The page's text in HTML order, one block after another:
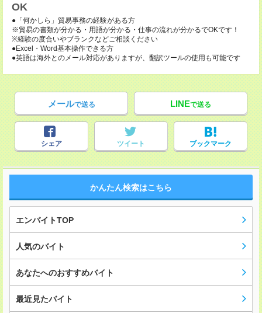
OK
●「何かしら」貿易事務の経験がある方
※貿易の書類が分かる・用語が分かる・仕事の流れが分かるでOKです！
※経験の度合いやブランクなどご相談ください
●Excel・Word基本操作できる方
●英語は海外とのメール対応がありますが、翻訳ツールの使用も可能です
メールで送る LINEで送る
シェア ツイート ブックマーク
かんたん検索はこちら
エンバイトTOP
人気のバイト
あなたへのおすすめバイト
最近見たバイト